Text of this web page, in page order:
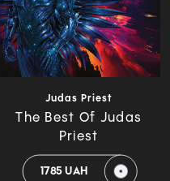
Judas Priest
The Best Of Judas
Priest
1785 UAH